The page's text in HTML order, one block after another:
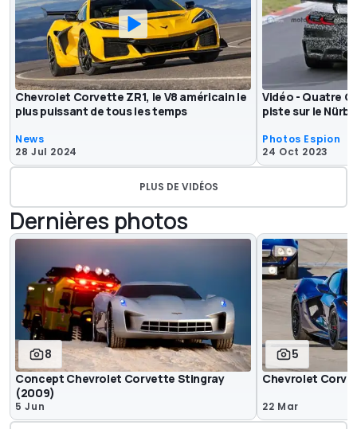
Chevrolet Corvette ZR1, le V8 américain le
plus puissant de tous les temps
News
28 Jul 2024
Vidéo - Quatre
piste sur le
Photos Espion
24 Oct 2023
PLUS DE VIDÉOS
Dernières photos
8
Concept Chevrolet Corvette Stingray
(2009)
5 Jun
5
Chevrolet
22 Mar